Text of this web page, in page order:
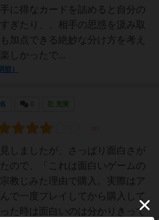
に得なカードを詰めると自分の
ぎたり、、相手の思惑を汲み取
加点できる絶妙な分け方を考え
しかったで...
）
充実
しましたが、さっぱり面白さが
ので、「これは面白いゲームの
教じみた理由で購入。実際はア
で一度プレイしてから購入して
た時は面白いのは分かりきって